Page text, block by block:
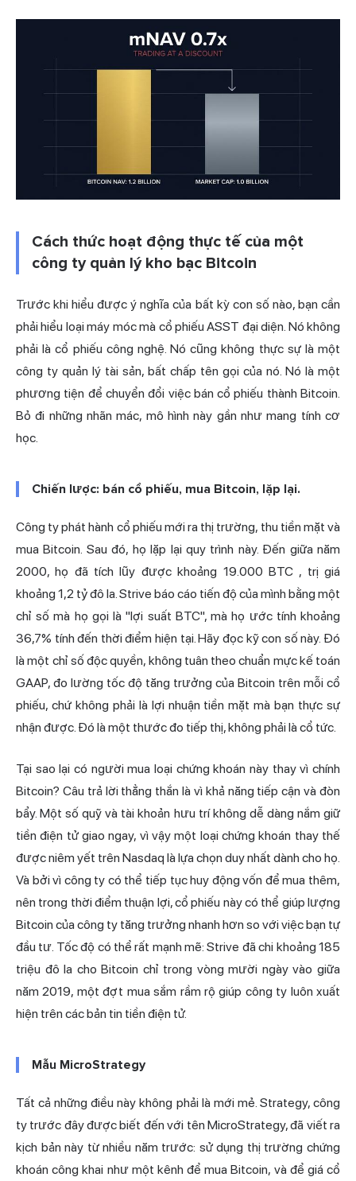
Cách thức hoạt động thực tế của một
công ty quản lý kho bạc Bitcoin
Trước khi hiểu được ý nghĩa của bất kỳ con số nào, bạn cần
phải hiểu loại máy móc mà cổ phiếu ASST đại diện. Nó không
phải là cổ phiếu công nghệ. Nó cũng không thực sự là một
công ty quản lý tài sản, bất chấp tên gọi của nó. Nó là một
phương tiện để chuyển đổi việc bán cổ phiếu thành Bitcoin.
Bỏ đi những nhãn mác, mô hình này gần như mang tính cơ
học.
Chiến lược: bán cổ phiếu, mua Bitcoin, lặp lại.
Công ty phát hành cổ phiếu mới ra thị trường, thu tiền mặt và
mua Bitcoin. Sau đó, họ lặp lại quy trình này. Đến giữa năm
2000, họ đã tích lũy đượckhoảng 19.000 BTC, trị giá
khoảng 1,2 tỷ đô la. Strive báo cáo tiến độ của mình bằng một
chỉ số mà họ gọi là "lợi suất BTC", mà họ ước tính khoảng
36,7% tính đến thời điểm hiện tại. Hãy đọc kỹ con số này. Đó
là một chỉ số độc quyền, không tuân theo chuẩn mực kế toán
GAAP, đo lường tốc độ tăng trưởng của Bitcoin trên mỗi cổ
phiếu, chứ không phải là lợi nhuận tiền mặt mà bạn thực sự
nhận được. Đó là một thước đo tiếp thị, không phải là cổ tức.
Tại sao lại có người mua loại chứng khoán này thay vì chính
Bitcoin? Câu trả lời thẳng thắn là vì khả năng tiếp cận và đòn
bẩy. Một số quỹ và tài khoản hưu trí không dễ dàng nắm giữ
tiền điện tử giao ngay, vì vậy một loại chứng khoán thay thế
được niêm yết trên Nasdaq là lựa chọn duy nhất dành cho họ.
Và bởi vì công ty có thể tiếp tục huy động vốn để mua thêm,
nên trong thời điểm thuận lợi, cổ phiếu này có thể giúp lượng
Bitcoin của công ty tăng trưởng nhanh hơn so với việc bạn tự
đầu tư. Tốc độ có thể rất mạnh mẽ: Strive đã chi khoảng 185
triệu đô la cho Bitcoin chỉ trong vòng mười ngày vào giữa
năm 2019, một đợt mua sắm rầm rộ giúp công ty luôn xuất
hiện trên các bản tin tiền điện tử.
Mẫu MicroStrategy
Tất cả những điều này không phải là mới mẻ. Strategy, công
ty trước đây được biết đến với tên MicroStrategy, đã viết ra
kịch bản này từ nhiều năm trước: sử dụng thị trường chứng
khoán công khai như một kênh để mua Bitcoin, và để giá cổ